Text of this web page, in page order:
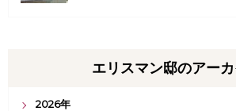
エリスマン邸のアー
2026年